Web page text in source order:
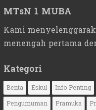
MTsN 1 MUBA
Kami
menengah pertama
Kategori
Berita Eskul Info Penting
Pengumuman
Pramuka